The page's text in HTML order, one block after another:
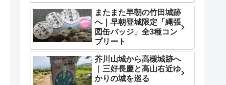
またまた早朝の竹田城跡
へ｜早朝登城限定「縄張
図缶バッジ」全3種コン
プリート
芥川山城から高槻城跡へ
｜三好長慶と高山右近ゆ
かりの城を巡る